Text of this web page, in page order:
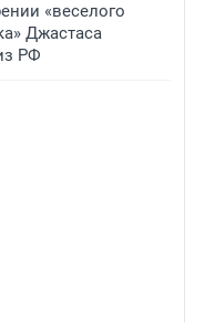
«веселого
Джастаса
РФ